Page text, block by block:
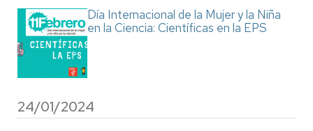
Día Internacional de la Mujer y la Niña
en la Ciencia: Científicas en la EPS
24/01/2024